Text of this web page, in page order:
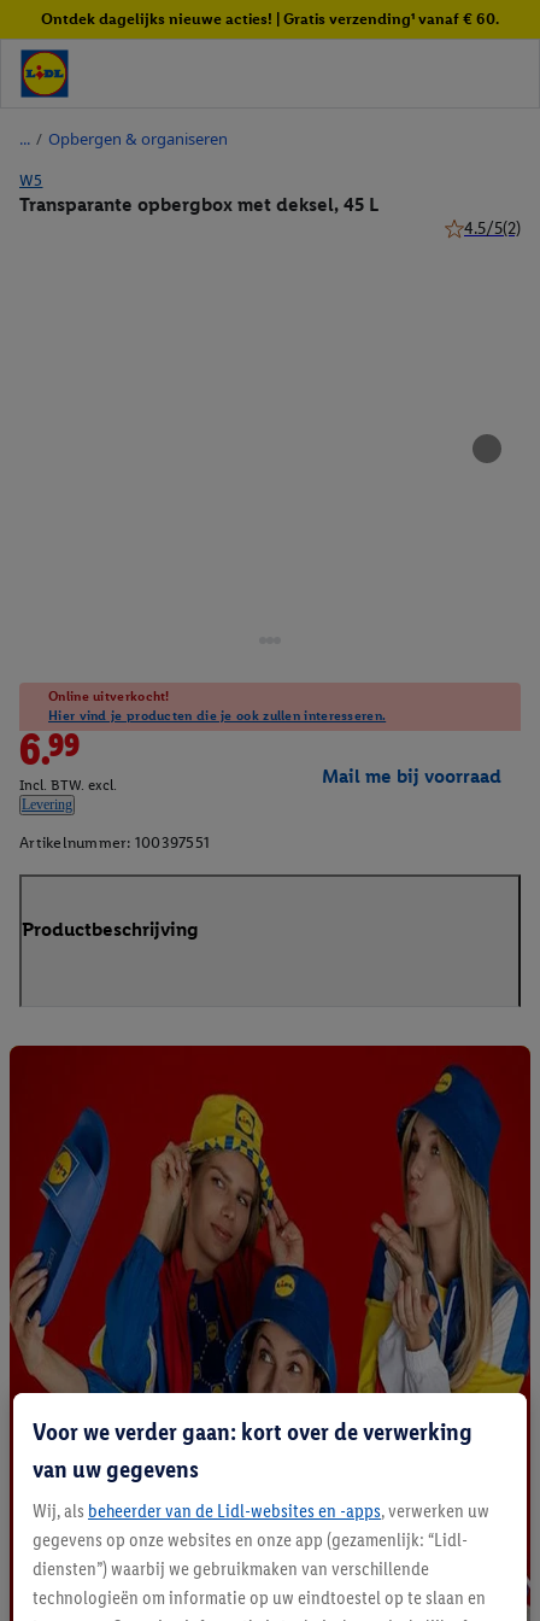
Ontdek dagelijks nieuwe acties! | Gratis verzending¹ vanaf € 60.
/ Opbergen & organiseren
W5
Transparante opbergbox met deksel, 45 L
4.5/5(2)
Online uitverkocht!
Hier vind je producten die je ook zullen interesseren.
6.99
Incl. BTW. excl.
Levering
Mail me bij voorraad
Artikelnummer: 100397551
Productbeschrijving
Voor we verder gaan: kort over de verwerking
van uw gegevens
Wij, als beheerder van de Lidl-websites en -apps, verwerken uw
gegevens op onze websites en onze app (gezamenlijk: “Lidl-
diensten”) waarbij we gebruikmaken van verschillende
technologieën om informatie op uw eindtoestel op te slaan en